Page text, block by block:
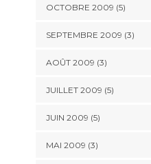
OCTOBRE 2009 (5)
SEPTEMBRE 2009 (3)
AOÛT 2009 (3)
JUILLET 2009 (5)
JUIN 2009 (5)
MAI 2009 (3)